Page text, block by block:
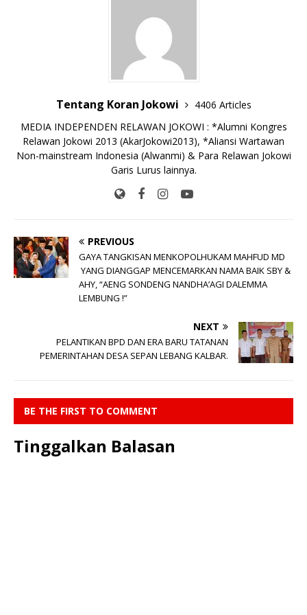
n
Tentang Koran Jokowi
4406 Articles
MEDIA INDEPENDEN RELAWAN JOKOWI : *Alumni Kongres
Relawan Jokowi 2013 (AkarJokowi2013), *Aliansi Wartawan
Non-mainstream Indonesia (Alwanmi) & Para Relawan Jokowi
Garis Lurus lainnya.
PREVIOUS
GAYA TANGKISAN MENKOPOLHUKAM MAHFUD MD
YANG DIANGGAP MENCEMARKAN NAMA BAIK SBY &
AHY, “AENG SONDENG NANDHA’AGI DALEMMA
LEMBUNG !”
NEXT
PELANTIKAN BPD DAN ERA BARU TATANAN
PEMERINTAHAN DESA SEPAN LEBANG KALBAR.
BE THE FIRST TO COMMENT
Tinggalkan Balasan